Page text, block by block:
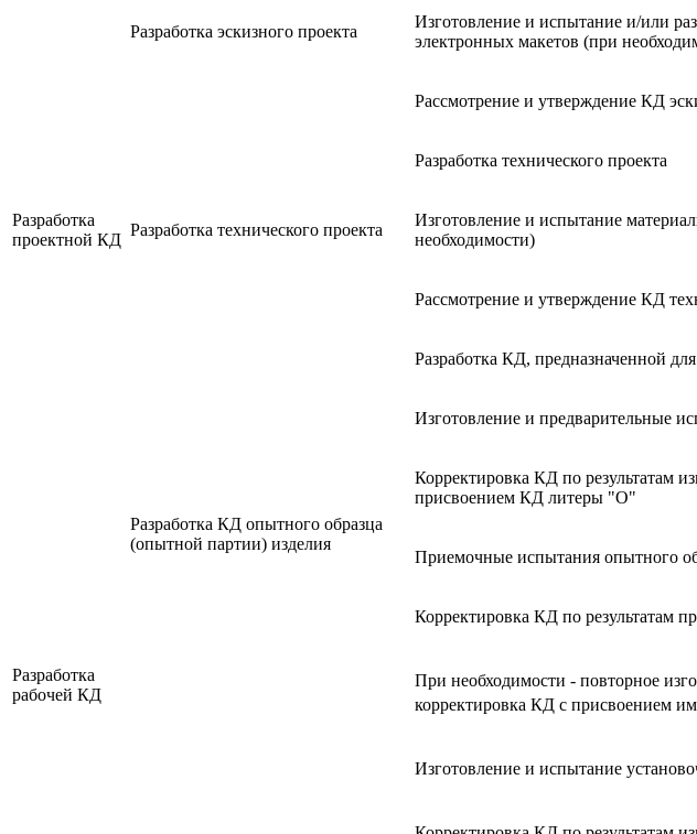
Разработка эскизного проекта
Изготовление и испытание и/или
электронных макетов (при
Рассмотрение и утверждение КД
Разработка
проектной КД
Разработка технического проекта
Разработка технического проекта
Изготовление и испытание
необходимости)
Рассмотрение и утверждение КД
Разработка
рабочей КД
Разработка КД опытного образца
(опытной партии) изделия
Разработка КД, предназначенной
Изготовление и предварительные
Корректировка КД по результатам
присвоением КД литеры "О"
Приемочные испытания опытного
Корректировка КД по результатам
При необходимости - повторное
корректировка КД с присвоением
Изготовление и испытание